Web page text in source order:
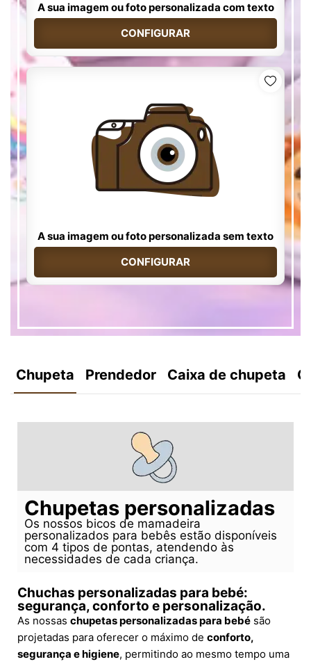
A sua imagem ou foto personalizada com texto
CONFIGURAR
A sua imagem ou foto personalizada sem texto
CONFIGURAR
Chupeta Prendedor Caixa de chupeta
Chupetas personalizadas
Os nossos bicos de mamadeira
personalizados para bebês estão disponíveis
com 4 tipos de pontas, atendendo às
necessidades de cada criança.
Chuchas personalizadas para bebé:
segurança, conforto e personalização.
As nossas chupetas personalizadas para bebé são
projetadas para oferecer o máximo de conforto,
segurança e higiene, permitindo ao mesmo tempo uma